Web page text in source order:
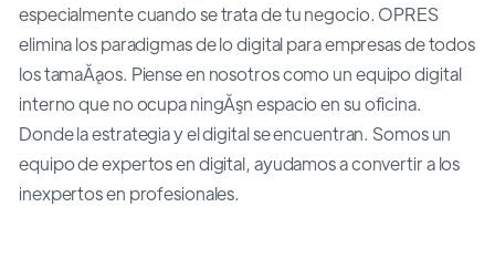
especialmente cuando se trata de tu negocio. OPRES
elimina los paradigmas de lo digital para empresas de todos
los tamaĂąos. Piense en nosotros como un equipo digital
interno que no ocupa ningĂşn espacio en su oficina.
Donde la estrategia y el digital se encuentran. Somos un
equipo de expertos en digital, ayudamos a convertir a los
inexpertos en profesionales.